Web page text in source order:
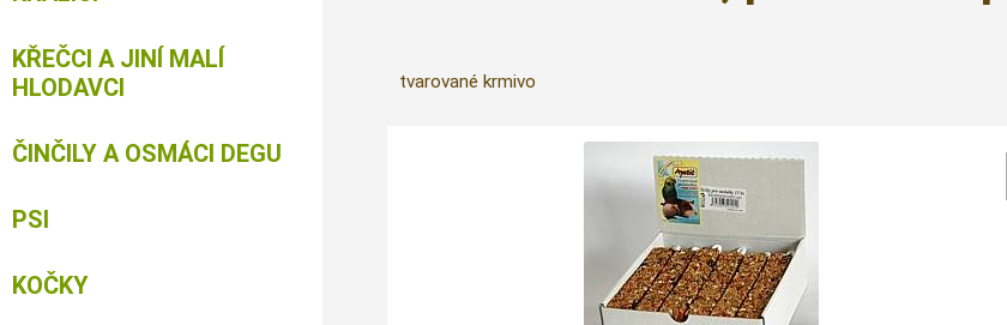
tvarované krmivo
KŘEČCI A JINÍ MALÍ
HLODAVCI
ČINČILY A OSMÁCI DEGU
PSI
KOČKY